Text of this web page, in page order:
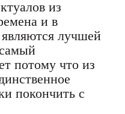
из
и в
являются лучшей
потому что из
покончить с